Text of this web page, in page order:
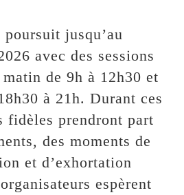
jusqu’au
avec des sessions
de 9h à 12h30 et
à 21h. Durant ces
fidèles prendront part
des moments de
et d’exhortation
espèrent